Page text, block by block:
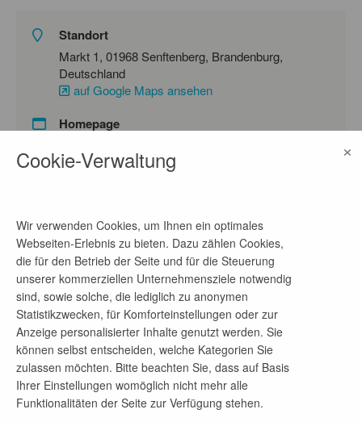
Standort
Markt 1, 01968 Senftenberg, Brandenburg,
Deutschland
auf Google Maps ansehen
Homepage
Frau Gröbe
Telefon-Nr.
03573 701-130
E-Mail-Adresse
personalamt@senftenberg.de
Firmenprofil
Cookie-Verwaltung ×
Wir verwenden Cookies, um Ihnen ein optimales
Webseiten-Erlebnis zu bieten. Dazu zählen Cookies,
die für den Betrieb der Seite und für die Steuerung
unserer kommerziellen Unternehmensziele notwendig
sind, sowie solche, die lediglich zu anonymen
Statistikzwecken, für Komforteinstellungen oder zur
Anzeige personalisierter Inhalte genutzt werden. Sie
können selbst entscheiden, welche Kategorien Sie
zulassen möchten. Bitte beachten Sie, dass auf Basis
Ihrer Einstellungen womöglich nicht mehr alle
Funktionalitäten der Seite zur Verfügung stehen.